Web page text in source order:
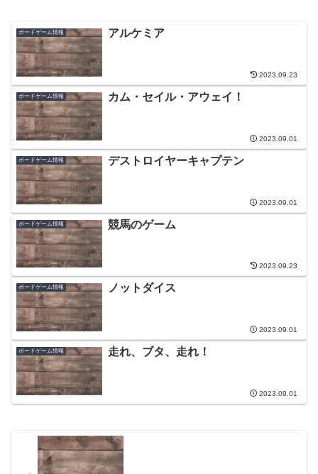
ボードゲーム情報 アルケミア
2023.09.23
ボードゲーム情報 カム・セイル・アウェイ！
2023.09.01
ボードゲーム情報 デストロイヤーキャプテン
2023.09.01
ボードゲーム情報 競馬のゲーム
2023.09.23
ボードゲーム情報 ノットダイス
2023.09.01
ボードゲーム情報 走れ、ブタ、走れ！
2023.09.01